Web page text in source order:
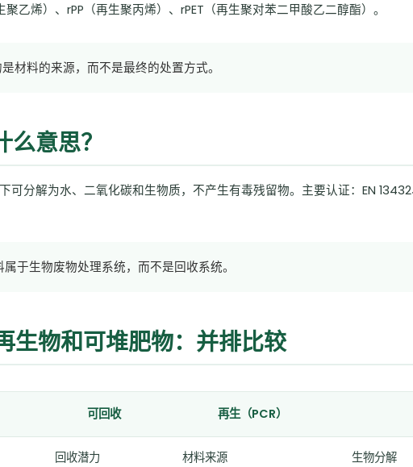
聚乙烯）、rPP（再生聚丙烯）、rPET（再生聚对苯二甲酸乙二醇酯）。
材料的来源，而不是最终的处置方式。
意思？
可分解为水、二氧化碳和生物质，不产生有毒残留物。主要认证：EN
于生物废物处理系统，而不是回收系统。
生物和可堆肥物：并排比较
可回收 再生（PCR）
回收潜力 材料来源 生物分解